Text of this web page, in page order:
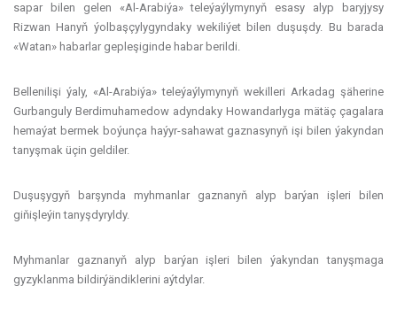
sapar bilen gelen «Al-Arabiýa» teleýaýlymynyň esasy alyp baryjysy
Rizwan Hanyň ýolbaşçylygyndaky wekiliýet bilen duşuşdy. Bu barada
«Watan» habarlar gepleşiginde habar berildi.
Bellenilişi ýaly, «Al-Arabiýa» teleýaýlymynyň wekilleri Arkadag şäherine
Gurbanguly Berdimuhamedow adyndaky Howandarlyga mätäç çagalara
hemaýat bermek boýunça haýyr-sahawat gaznasynyň işi bilen ýakyndan
tanyşmak üçin geldiler.
Duşuşygyň barşynda myhmanlar gaznanyň alyp barýan işleri bilen
giňişleýin tanyşdyryldy.
Myhmanlar gaznanyň alyp barýan işleri bilen ýakyndan tanyşmaga
gyzyklanma bildirýändiklerini aýtdylar.